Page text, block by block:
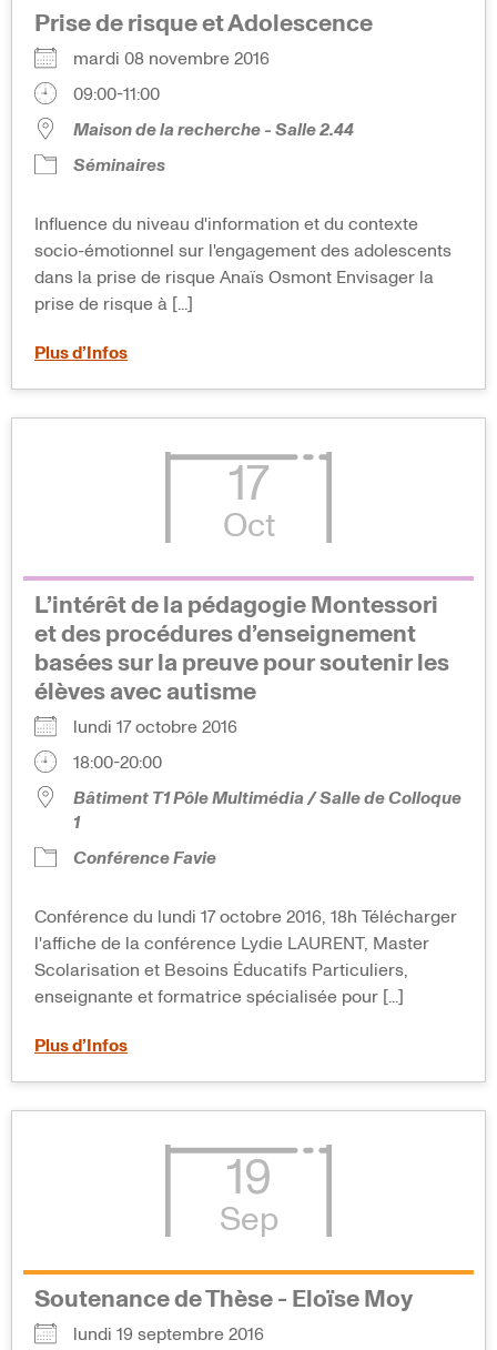
Prise de risque et Adolescence
mardi 08 novembre 2016
09:00-11:00
Maison de la recherche - Salle 2.44
Séminaires
Influence du niveau d'information et du contexte
socio-émotionnel sur l'engagement des adolescents
dans la prise de risque Anaïs Osmont Envisager la
prise de risque à [...]
Plus d’Infos
17
Oct
L’intérêt de la pédagogie Montessori
et des procédures d’enseignement
basées sur la preuve pour soutenir les
élèves avec autisme
lundi 17 octobre 2016
18:00-20:00
Bâtiment T1 Pôle Multimédia / Salle de Colloque
1
Conférence Favie
Conférence du lundi 17 octobre 2016, 18h Télécharger
l'affiche de la conférence Lydie LAURENT, Master
Scolarisation et Besoins Éducatifs Particuliers,
enseignante et formatrice spécialisée pour [...]
Plus d’Infos
19
Sep
Soutenance de Thèse - Eloïse Moy
lundi 19 septembre 2016